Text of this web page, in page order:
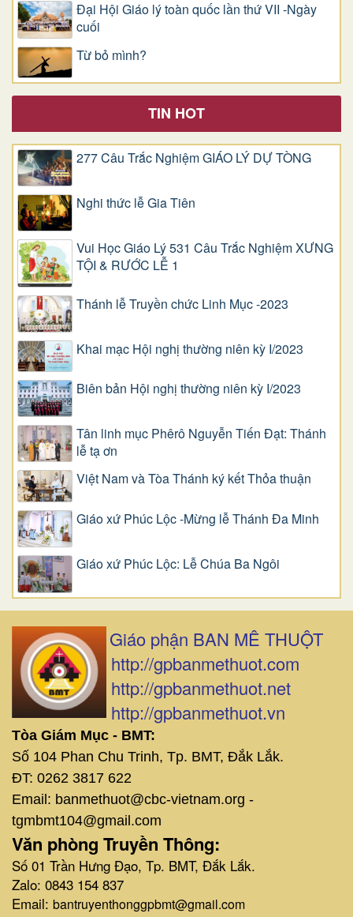
Đại Hội Giáo lý toàn quốc lần thứ VII -Ngày
cuối
Từ bỏ mình?
TIN HOT
277 Câu Trắc Nghiệm GIÁO LÝ DỰ TÒNG
Nghi thức lễ Gia Tiên
Vui Học Giáo Lý 531 Câu Trắc Nghiệm XƯNG
TỘI & RƯỚC LỄ 1
Thánh lễ Truyền chức Linh Mục -2023
Khai mạc Hội nghị thường niên kỳ I/2023
Biên bản Hội nghị thường niên kỳ I/2023
Tân linh mục Phêrô Nguyễn Tiến Đạt: Thánh
lễ tạ ơn
Việt Nam và Tòa Thánh ký kết Thỏa thuận
Giáo xứ Phúc Lộc -Mừng lễ Thánh Đa Minh
Giáo xứ Phúc Lộc: Lễ Chúa Ba Ngôi
Giáo phận BAN MÊ THUỘT
http://gpbanmethuot.com
http://gpbanmethuot.net
http://gpbanmethuot.vn
Tòa Giám Mục - BMT:
Số 104 Phan Chu Trinh, Tp. BMT, Đắk Lắk.
ĐT: 0262 3817 622
Email: banmethuot@cbc-vietnam.org -
tgmbmt104@gmail.com
Văn phòng Truyền Thông:
Số 01 Trần Hưng Đạo, Tp. BMT, Đắk Lắk.
Zalo: 0843 154 837
Email: bantruyenthonggpbmt@gmail.com